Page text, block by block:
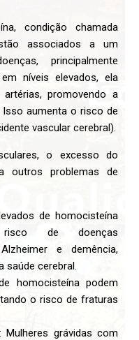
condição chamada
associados a um
principalmente
níveis elevados, ela
promovendo a
aumenta o risco de
vascular cerebral).
o excesso do
outros problemas de
de homocisteína
de doenças
e demência,
saúde cerebral.
homocisteína podem
o risco de fraturas
: Mulheres grávidas com